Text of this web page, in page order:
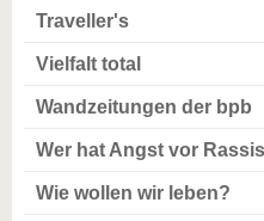
Traveller's
Vielfalt total
Wandzeitungen der bpb
Wer hat Angst vor
Wie wollen wir leben?